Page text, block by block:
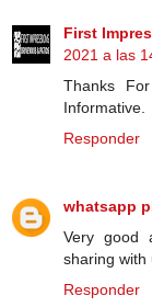
First
2021 a las
Thanks
Informative.
Responder
whatsapp
Very good
sharing with
Responder